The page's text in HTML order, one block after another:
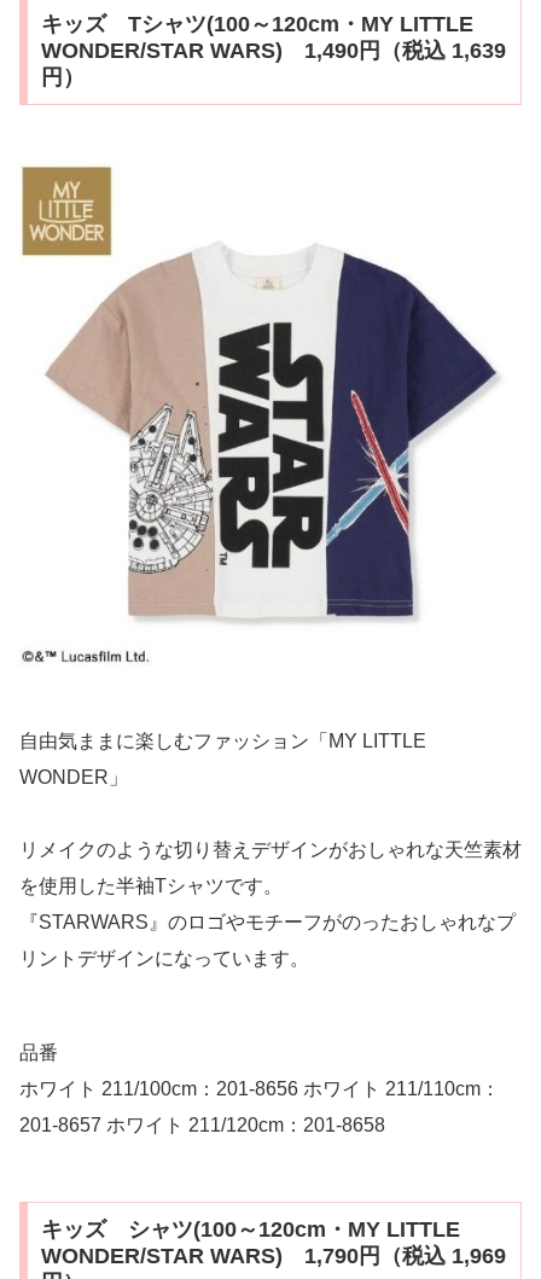
キッズ Tシャツ(100～120cm・MY LITTLE
WONDER/STAR WARS) 1,490円（税込 1,639
円）
自由気ままに楽しむファッション「MY LITTLE
WONDER」
リメイクのような切り替えデザインがおしゃれな天竺素材
を使用した半袖Tシャツです。
『STARWARS』のロゴやモチーフがのったおしゃれなプ
リントデザインになっています。
品番
ホワイト 211/100cm：201-8656 ホワイト 211/110cm：
201-8657 ホワイト 211/120cm：201-8658
キッズ シャツ(100～120cm・MY LITTLE
WONDER/STAR WARS) 1,790円（税込 1,969